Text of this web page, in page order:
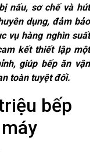
nấu, sơ chế và hút
dụng, đảm bảo
vụ hàng nghìn suất
kết thiết lập một
giúp bếp ăn vận
toàn tuyệt đối.
bếp